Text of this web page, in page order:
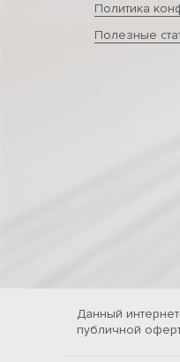
Политика
Полезные
Данный
публичной